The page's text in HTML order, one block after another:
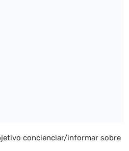
concienciar/informar sobre